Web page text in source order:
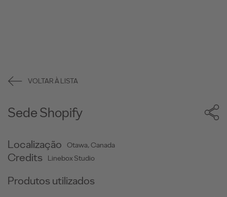
VOLTAR À LISTA
Sede Shopify
Localização Otawa, Canada
Credits Linebox Studio
Produtos utilizados